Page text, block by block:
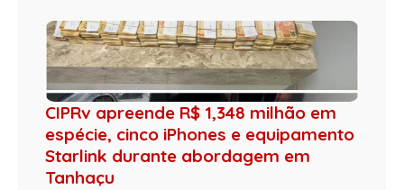
CIPRv apreende R$ 1,348 milhão em
espécie, cinco iPhones e equipamento
Starlink durante abordagem em
Tanhaçu